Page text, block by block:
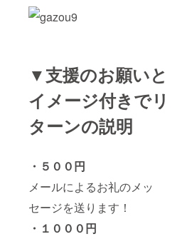
▼支援のお願いと
イメージ付きでリ
ターンの説明
・５００円
メールによるお礼のメッ
セージを送ります！
・１０００円